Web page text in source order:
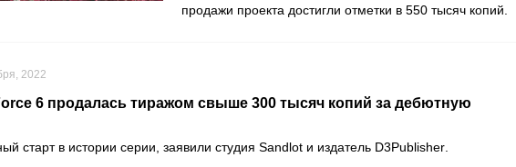
продажи проекта достигли отметки в 550 тысяч копий.
2022
6 продалась тиражом свыше 300 тысяч копий за дебютную
старт в истории серии, заявили студия Sandlot и издатель D3Publisher